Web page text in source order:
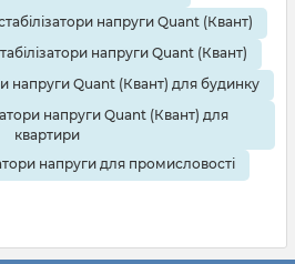
напруги Quant (Квант)
напруги Quant (Квант)
напруги Quant (Квант) для будинку
напруги Quant (Квант) для
квартири
напруги для промисловості